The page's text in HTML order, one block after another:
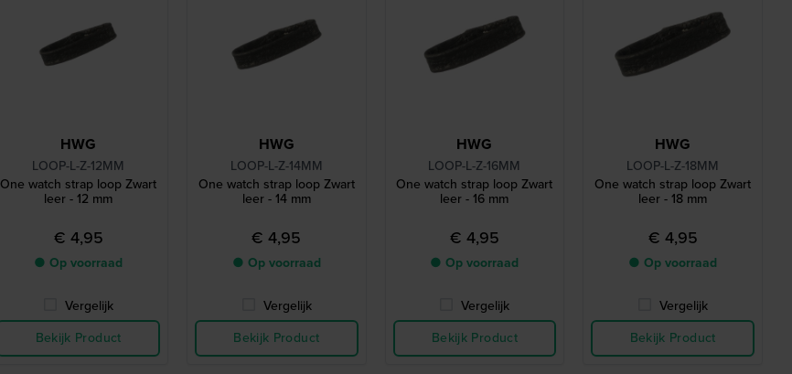
HWG
LOOP-L-Z-12MM
One watch strap loop Zwart
leer - 12 mm
€ 4,95
● Op voorraad
Vergelijk
Bekijk Product
HWG
LOOP-L-Z-14MM
One watch strap loop Zwart
leer - 14 mm
€ 4,95
● Op voorraad
Vergelijk
Bekijk Product
HWG
LOOP-L-Z-16MM
One watch strap loop Zwart
leer - 16 mm
€ 4,95
● Op voorraad
Vergelijk
Bekijk Product
HWG
LOOP-L-Z-18MM
One watch strap loop Zwart
leer - 18 mm
€ 4,95
● Op voorraad
Vergelijk
Bekijk Product